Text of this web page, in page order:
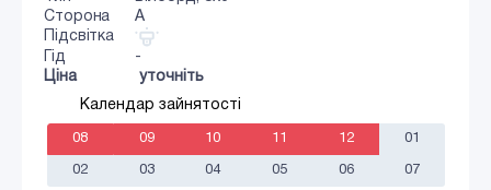
Сторона
A
Підсвітка
Гід
-
Ціна
уточніть
Календар зайнятості
08 09 10 11 12 01
02 03 04 05 06 07